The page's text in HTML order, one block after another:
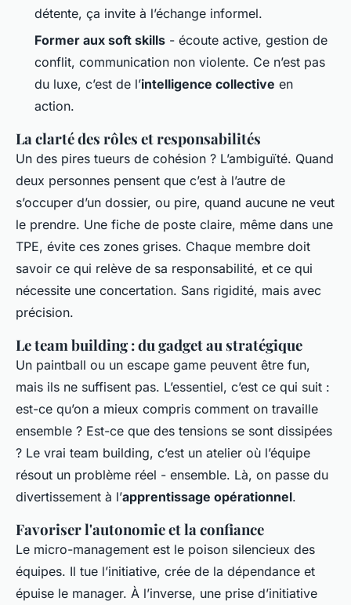
détente, ça invite à l’échange informel.
Former aux soft skills - écoute active, gestion de
conflit, communication non violente. Ce n’est pas
du luxe, c’est de l’intelligence collective en
action.
La clarté des rôles et responsabilités
Un des pires tueurs de cohésion ? L’ambiguïté. Quand
deux personnes pensent que c’est à l’autre de
s’occuper d’un dossier, ou pire, quand aucune ne veut
le prendre. Une fiche de poste claire, même dans une
TPE, évite ces zones grises. Chaque membre doit
savoir ce qui relève de sa responsabilité, et ce qui
nécessite une concertation. Sans rigidité, mais avec
précision.
Le team building : du gadget au stratégique
Un paintball ou un escape game peuvent être fun,
mais ils ne suffisent pas. L’essentiel, c’est ce qui suit :
est-ce qu’on a mieux compris comment on travaille
ensemble ? Est-ce que des tensions se sont dissipées
? Le vrai team building, c’est un atelier où l’équipe
résout un problème réel - ensemble. Là, on passe du
divertissement à l’apprentissage opérationnel.
Favoriser l'autonomie et la confiance
Le micro-management est le poison silencieux des
équipes. Il tue l’initiative, crée de la dépendance et
épuise le manager. À l’inverse, une prise d’initiative